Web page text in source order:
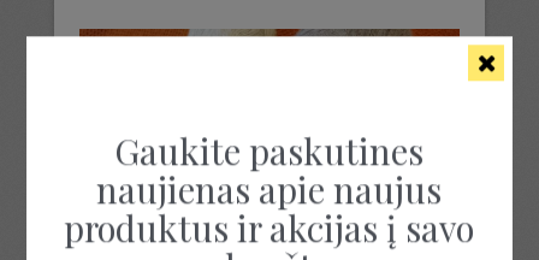
Gaukite paskutines
naujienas apie naujus
produktus ir akcijas į savo